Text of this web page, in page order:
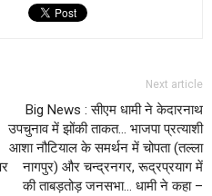
Next article
Big News : सीएम धामी ने केदारनाथ
उपचुनाव में झोंकी ताकत… भाजपा प्रत्याशी
आशा नौटियाल के समर्थन में चोपता (तल्ला
नागपुर) और चन्द्रनगर, रूद्रप्रयाग में
की ताबड़तोड़ जनसभा… धामी ने कहा –